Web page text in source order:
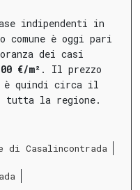
indipendenti in
è oggi pari
dei casi
€/m² . Il prezzo
è quindi circa il
tutta la regione.
di Casalincontrada